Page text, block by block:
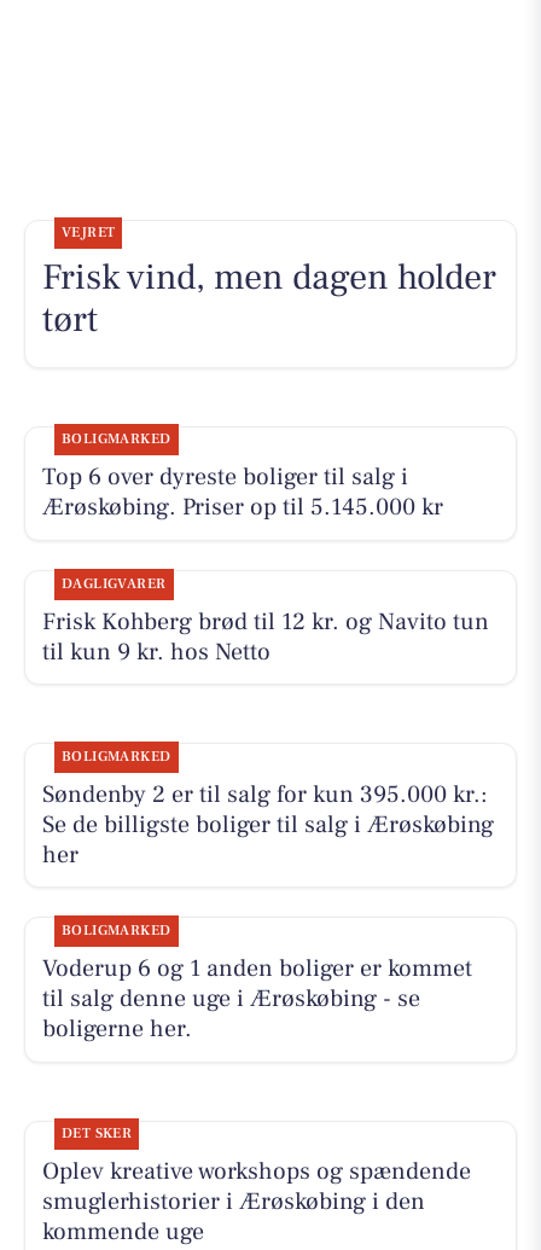
VEJRET
Frisk vind, men dagen holder
tørt
BOLIGMARKED
Top 6 over dyreste boliger til salg i
Ærøskøbing. Priser op til 5.145.000 kr
DAGLIGVARER
Frisk Kohberg brød til 12 kr. og Navito tun
til kun 9 kr. hos Netto
BOLIGMARKED
Søndenby 2 er til salg for kun 395.000 kr.:
Se de billigste boliger til salg i Ærøskøbing
her
BOLIGMARKED
Voderup 6 og 1 anden boliger er kommet
til salg denne uge i Ærøskøbing - se
boligerne her.
DET SKER
Oplev kreative workshops og spændende
smuglerhistorier i Ærøskøbing i den
kommende uge